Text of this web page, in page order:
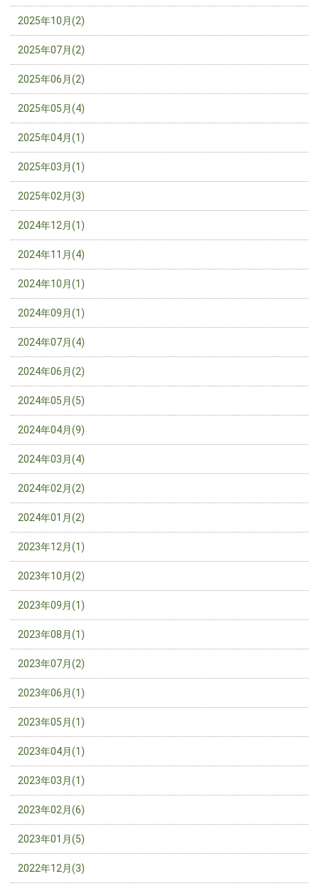
2025年10月(2)
2025年07月(2)
2025年06月(2)
2025年05月(4)
2025年04月(1)
2025年03月(1)
2025年02月(3)
2024年12月(1)
2024年11月(4)
2024年10月(1)
2024年09月(1)
2024年07月(4)
2024年06月(2)
2024年05月(5)
2024年04月(9)
2024年03月(4)
2024年02月(2)
2024年01月(2)
2023年12月(1)
2023年10月(2)
2023年09月(1)
2023年08月(1)
2023年07月(2)
2023年06月(1)
2023年05月(1)
2023年04月(1)
2023年03月(1)
2023年02月(6)
2023年01月(5)
2022年12月(3)